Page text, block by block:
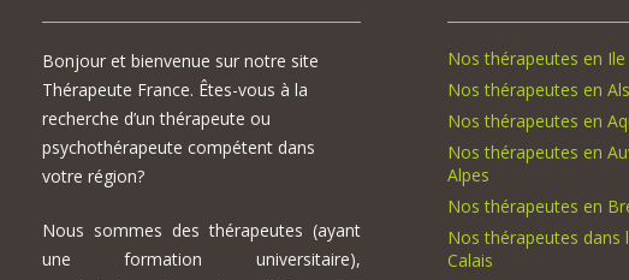
Bonjour et bienvenue sur notre site
Thérapeute France. Êtes-vous à la
recherche d’un thérapeute ou
psychothérapeute compétent dans
votre région?
Nous sommes des thérapeutes (ayant
une formation universitaire),
Nos thérapeutes en
Nos thérapeutes en
Nos thérapeutes en
Nos thérapeutes en
Alpes
Nos thérapeutes en
Nos thérapeutes dans
Calais